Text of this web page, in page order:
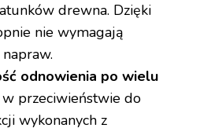
drewna. Dzięki
nie wymagają
odnowienia po wielu
w przeciwieństwie do
wykonanych z